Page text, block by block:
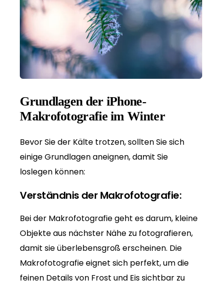
Grundlagen der iPhone-
Makrofotografie im Winter
Bevor Sie der Kälte trotzen, sollten Sie sich
einige Grundlagen aneignen, damit Sie
loslegen können:
Verständnis der Makrofotografie:
Bei der Makrofotografie geht es darum, kleine
Objekte aus nächster Nähe zu fotografieren,
damit sie überlebensgroß erscheinen. Die
Makrofotografie eignet sich perfekt, um die
feinen Details von Frost und Eis sichtbar zu